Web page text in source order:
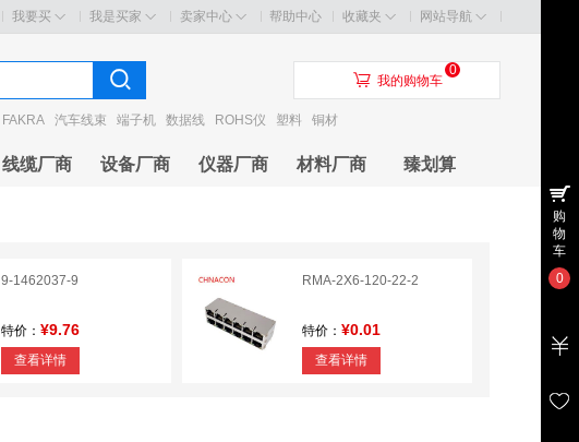
我要买 我是买家 卖家中心 帮助中心 收藏夹 网站导航
FAKRA 汽车线束 端子机 数据线 ROHS仪 塑料 铜材
󰃦 我的购物车
0
线缆厂商 设备厂商 仪器厂商 材料厂商 臻划算
9-1462037-9
特价： ¥9.76
查看详情
RMA-2X6-120-22-2
特价： ¥0.01
查看详情
购
物
车
0